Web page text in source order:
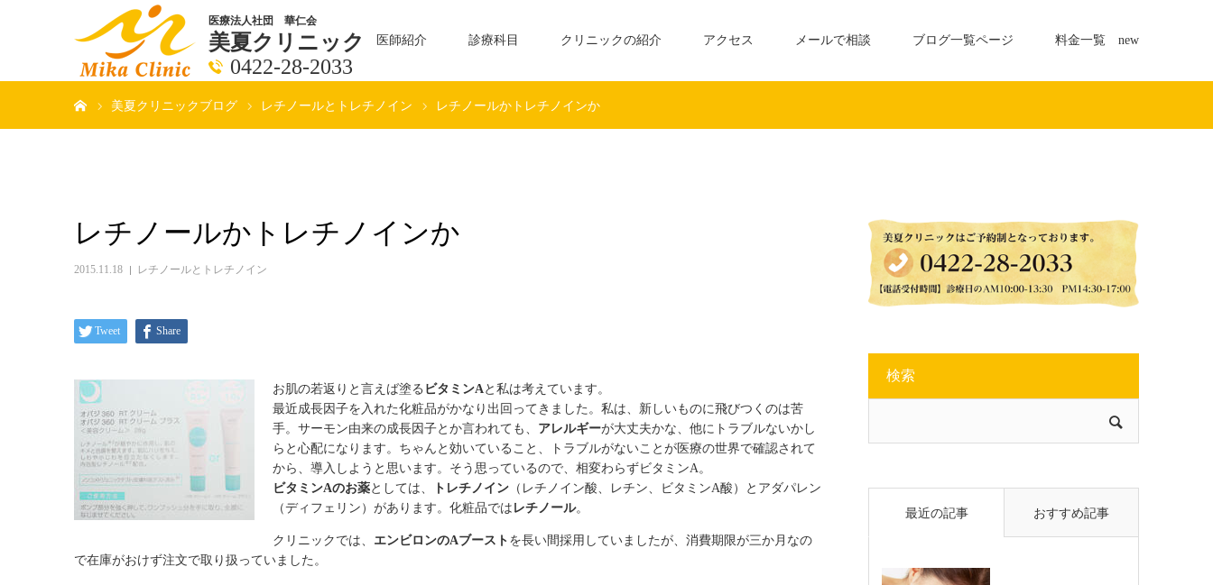
医療法人社団 華仁会
美夏クリニック
0422-28-2033
医師紹介 診療科目 クリニックの紹介 アクセス メールで相談 ブログ一覧ページ 料金一覧 new
美夏クリニックブログ レチノールとトレチノイン レチノールかトレチノインか
レチノールかトレチノインか
2015.11.18 レチノールとトレチノイン
Tweet Share
お肌の若返りと言えば塗る ビタミンAと私は考えています。
最近成長因子を入れた化粧品がかなり出回ってきました。私は、新しいものに飛びつくのは苦
手。サーモン由来の成長因子とか言われても、 アレルギーが大丈夫かな、他にトラブルないかし
らと心配になります。ちゃんと効いていること、トラブルがないことが医療の世界で確認されて
から、導入しようと思います。そう思っているので、相変わらずビタミンA。
ビタミンAのお薬としては、 トレチノイン （レチノイン酸、レチン、ビタミンA酸）とアダパレン
（ディフェリン）があります。化粧品では レチノール。
クリニックでは、 エンビロンのAブースト を長い間採用していましたが、消費期限が三か月なの
で在庫がおけず注文で取り扱っていました。
検索
最近の記事 おすすめ記事